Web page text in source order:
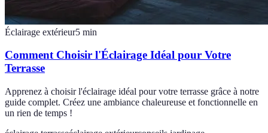
Éclairage extérieur5 min
Comment Choisir l'Éclairage Idéal pour Votre
Terrasse
Apprenez à choisir l'éclairage idéal pour votre terrasse grâce à notre
guide complet. Créez une ambiance chaleureuse et fonctionnelle en
un rien de temps !